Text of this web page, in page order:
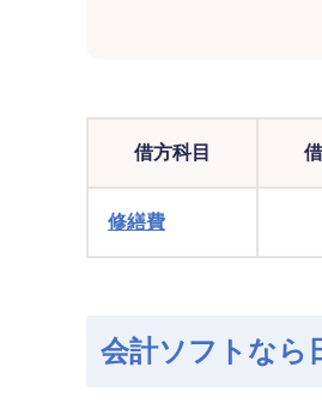
借方科目
修繕費
会計ソフトなら